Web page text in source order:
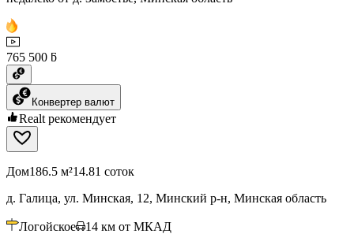
765 500 ƃ
Конвертер валют
Realt рекомендует
Дом186.5 м²14.81 соток
д. Галица, ул. Минская, 12, Минский р-н, Минская область
Логойское 14 км от МКАД